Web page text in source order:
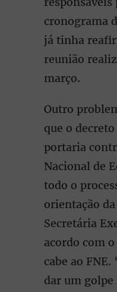
cronograma
já tinha
reunião
março.
Outro
que o
portaria
Nacional de
todo o
orientação
Secretária
acordo com
cabe ao
dar um golpe